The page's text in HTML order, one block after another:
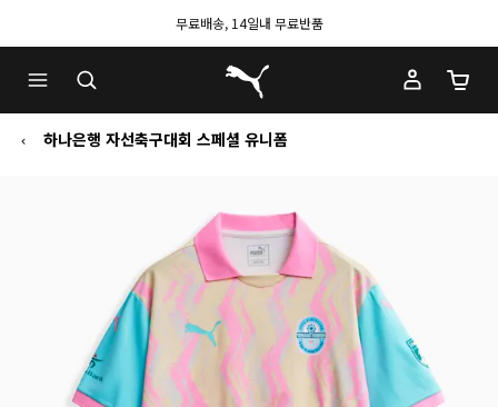
무료배송, 14일내 무료반품
푸마 홈
장바
하나은행 자선축구대회 스페셜 유니폼